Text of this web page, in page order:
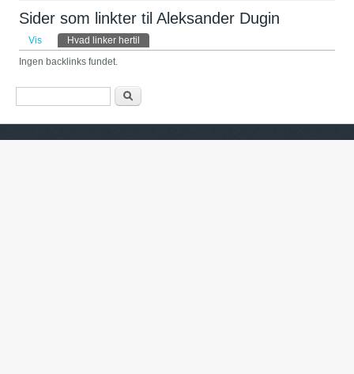
Sider som linkter til Aleksander Dugin
Primære faneblade
Vis Hvad linker hertil
Ingen backlinks fundet.